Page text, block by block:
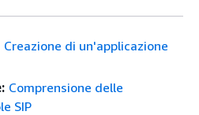
Creazione di un'applicazione
Comprensione delle
SIP